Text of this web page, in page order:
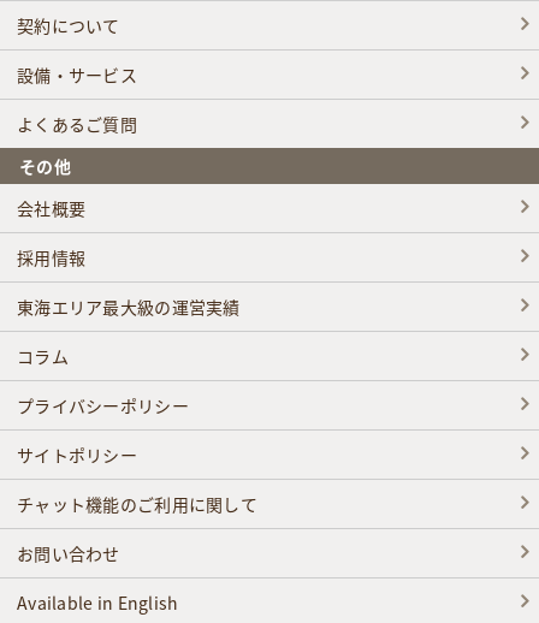
契約について
設備・サービス
よくあるご質問
その他
会社概要
採用情報
東海エリア最大級の運営実績
コラム
プライバシーポリシー
サイトポリシー
チャット機能のご利用に関して
お問い合わせ
Available in English